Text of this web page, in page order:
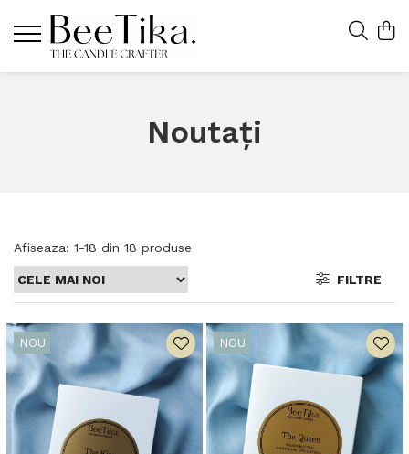
Noutați
Afiseaza: 1-18 din 18 produse
FILTRE
NOU NOU